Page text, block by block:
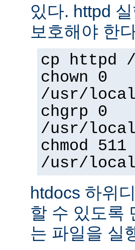
있다. httpd
보호해야 한
cp httpd
chown 0
/usr/
chgrp 0
/usr/
chmod 511
/usr/
htdocs 하위
할 수 있도록
는 파일을 실